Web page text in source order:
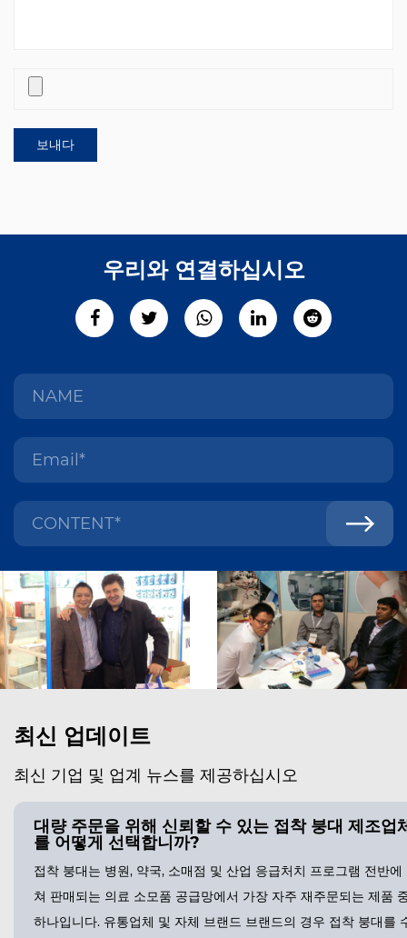
우리와 연결하십시오
최신 업데이트
최신 기업 및 업계 뉴스를 제공하십시오
대량 주문을 위해 신뢰할 수 있는 접착 붕대 제조업
를 어떻게 선택합니까?
접착 붕대는 병원, 약국, 소매점 및 산업 응급처치 프로그램 전반에
쳐 판매되는 의료 소모품 공급망에서 가장 자주 재주문되는 제품
하나입니다. 유통업체 및 자체 브랜드 브랜드의 경우 접착 붕대를